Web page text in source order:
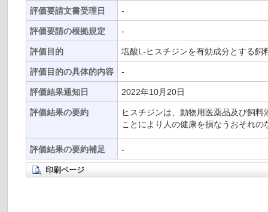
評価要請文書受理日 -
評価要請の根拠規定 -
評価目的 塩酸L-ヒスチジンを有効成分とする飼
評価目的の具体的内容 -
評価結果通知日 2022年10月20日
評価結果の要約
ヒスチジンは、動物用医薬品及び飼
ことにより人の健康を損なうおそれ
評価結果の要約補足 -
印刷ページ